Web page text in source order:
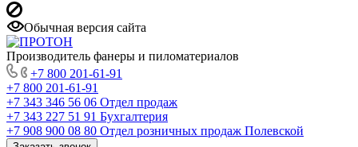
Обычная версия сайта
Производитель фанеры и пиломатериалов
+7 800 201-61-91
+7 800 201-61-91
+7 343 346 56 06 Отдел продаж
+7 343 227 51 91 Бухгалтерия
+7 908 900 08 80 Отдел розничных продаж Полевской